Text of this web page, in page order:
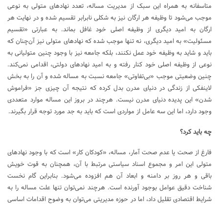
متاسفانه به همراه این سبک از مدیریت مساله، تعدد نهادهای متولی به نوعی
موجب می‌شود تا وظیفه هر ارگان نیز به شکلی نابرابر تقسیم شده و در نهایت هر
ارگان به امید دیگری از وظیفه اصلی خود غافل بماند. به عبارتی «تقسیم
مسئولیت» به امید دیگری، نه تنها موجب شده که نهادهای متولی نیز آن‌چنان که
باید و شاید به وظیفه خود عمل نکنند، بلکه جامعه نیز با وجود چنین متولیانی به
نوعی از وظیفه اصلی خود کنار رفته و به امید نهادهای دولتی، اقدامی نمی‌کند.
چنین وضعیتی موجب «بی‌تفاوتی» جامعه نسبت به مساله شده و آن را به بخش
لاینفکی از زندگی در دنیای مدرن بدل کرده که نتیجه آن چیزی جز «فراموش
شدن» این پدیده دنیای مدرن نیست. هرچند در بروز این مساله موارد متعددی
وجود دارد، اما این سه عامل از مواردی است که باید به جد مورد توجه قرار بگیرند.
چه باید کرد؟
فارغ از صحت یا عدم صحت آمار، مساله، «کودکان کار» است که با وجود نهادهای
متولی این امر و مجموع اسناد سیاستی مرتبط با آن، همچنان به قوت خویش
باقی و هر روز بر دامنه و ابعاد آن هم افزوده می‌شود. بنابراین گام نخست
شناخت دقیق عوامل بوجود آورنده است. هرچند نمی‌توان تنها علت مساله را به
شرایط اقتصادی تقلیل داد، اما در حوزه مدیریتی می‌توان به وضوح اقدامات اساسی